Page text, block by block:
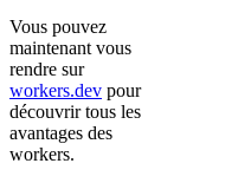
Vous pouvez
maintenant vous
rendre sur
workers.dev pour
découvrir tous les
avantages des
workers.